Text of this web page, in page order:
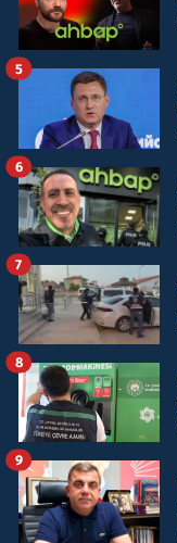
5
6
7
8
9